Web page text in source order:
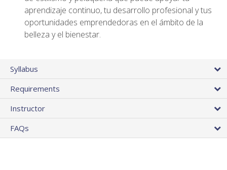
aprendizaje continuo, tu desarrollo profesional y tus
oportunidades emprendedoras en el ámbito de la
belleza y el bienestar.
Syllabus
Requirements
Instructor
FAQs